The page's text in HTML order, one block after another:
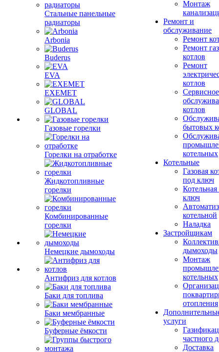
Стальные панельные
радиаторы
Arbonia
Buderus
EVA
EXEMET
GLOBAL
Газовые горелки
Горелки на отработке
Жидкотопливные
горелки
Комбинированные
горелки
Немецкие дымоходы
Антифриз для котлов
Баки для топлива
Баки мембранные
Буферные ёмкости
Монтаж
Ремонт и
обслуживание
Ремонт
Ремонт
котлов
Ремонт
котлов
Сервисное
котлов
бытовых
котельных
Котельные
Газовая
под ключ
ключ
котельной
Наладка
Застройщикам
дымоходы
Монтаж
котельных
отопления
услуги
частного
Доставка